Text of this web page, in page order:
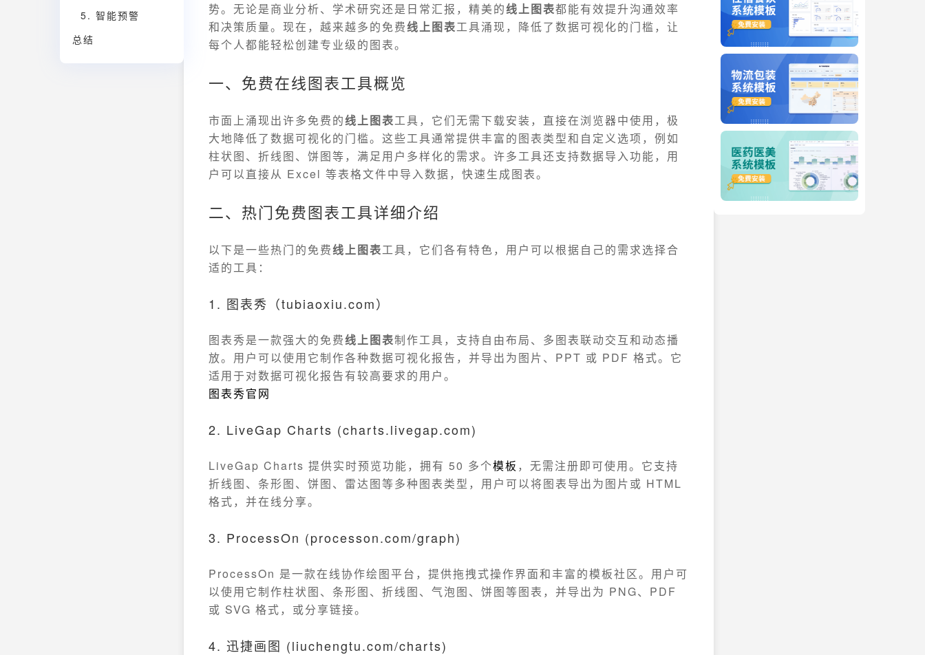
5. 智能预警
总结
势。无论是商业分析、学术研究还是日常汇报，精美的线上图表都能有效提升沟通效率
和决策质量。现在，越来越多的免费线上图表工具涌现，降低了数据可视化的门槛，让
每个人都能轻松创建专业级的图表。
一、免费在线图表工具概览
市面上涌现出许多免费的线上图表工具，它们无需下载安装，直接在浏览器中使用，极
大地降低了数据可视化的门槛。这些工具通常提供丰富的图表类型和自定义选项，例如
柱状图、折线图、饼图等，满足用户多样化的需求。许多工具还支持数据导入功能，用
户可以直接从 Excel 等表格文件中导入数据，快速生成图表。
二、热门免费图表工具详细介绍
以下是一些热门的免费线上图表工具，它们各有特色，用户可以根据自己的需求选择合
适的工具：
1. 图表秀（tubiaoxiu.com）
图表秀是一款强大的免费线上图表制作工具，支持自由布局、多图表联动交互和动态播
放。用户可以使用它制作各种数据可视化报告，并导出为图片、PPT 或 PDF 格式。它
适用于对数据可视化报告有较高要求的用户。
图表秀官网
2. LiveGap Charts (charts.livegap.com)
LiveGap Charts 提供实时预览功能，拥有 50 多个模板 ，无需注册即可使用。它支持
折线图、条形图、饼图、雷达图等多种图表类型，用户可以将图表导出为图片或 HTML
格式，并在线分享。
3. ProcessOn (processon.com/graph)
ProcessOn 是一款在线协作绘图平台，提供拖拽式操作界面和丰富的模板社区。用户可
以使用它制作柱状图、条形图、折线图、气泡图、饼图等图表，并导出为 PNG、PDF
或 SVG 格式，或分享链接。
4. 迅捷画图 (liuchengtu.com/charts)